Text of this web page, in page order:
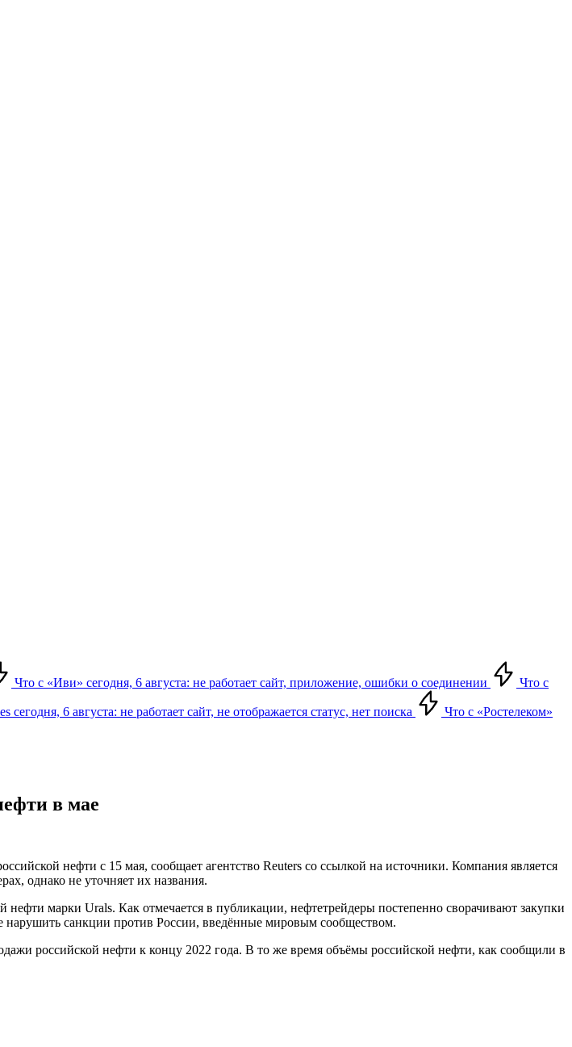
Что с «Иви» сегодня, 6 августа: не работает сайт, приложение, ошибки о соединении Что с
сегодня, 6 августа: не работает сайт, не отображается статус, нет поиска
Что с «Ростелеком»
в мае
нефти с 15 мая, сообщает агентство Reuters со ссылкой на источники. Компания является
однако не уточняет их названия.
марки Urals. Как отмечается в публикации, нефтетрейдеры постепенно сворачивают закупки
нарушить санкции против России, введённые мировым сообществом.
российской нефти к концу 2022 года. В то же время объёмы российской нефти, как сообщили в